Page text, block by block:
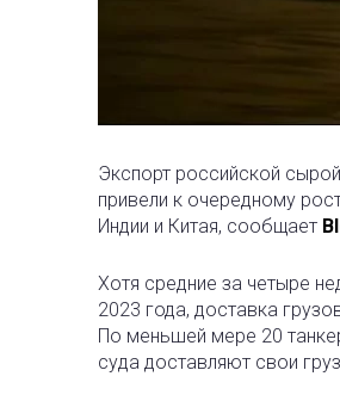
Экспорт российской
привели к очередному
Индии и Китая, сообщает
Хотя средние за четыре
2023 года, доставка
По меньшей мере 20
суда доставляют свои